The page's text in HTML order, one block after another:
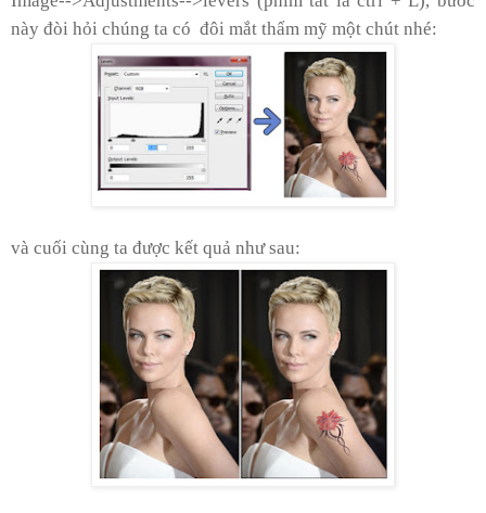
này đòi hỏi chúng ta có đôi mắt thẩm mỹ một chút nhé:
và cuối cùng ta được kết quả như sau: